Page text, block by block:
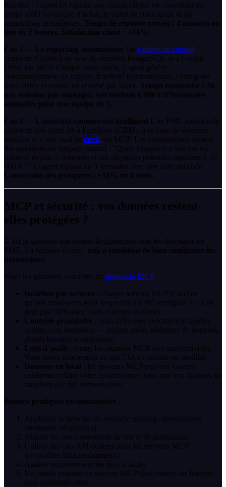
Résultat : l’agent IA répond aux emails clients en consultant en
temps réel l’historique d’achat, le statut de commande et les
interactions précédentes. Temps de réponse moyen : 4 minutes au
lieu de 2 heures. Satisfaction client : +34%.
Cas 2 — Le reporting automatique Un cabinet de conseil
connecte Claude à sa base de données PostgreSQL et à Google
Drive via MCP. Chaque lundi matin, l’agent génère
automatiquement un rapport d’activité hebdomadaire, l’enregistre
dans Drive et envoie un résumé par Slack. Temps économisé : 3h
par semaine par manager, soit environ 6 000 € d’économies
annuelles pour une équipe de 5.
Cas 3 — L’assistant commercial intelligent Une PME industrielle
connecte son agent IA à Pipedrive (CRM), à sa base de données
produits et à son outil de devis via MCP. Les commerciaux posent
des questions en langage naturel : “Quels prospects n’ont pas été
relancés depuis 3 semaines et ont un panier potentiel supérieur à 10
000 € ?” L’agent répond en 3 secondes avec une liste priorisée.
Conversion des prospects : +18% en 6 mois.
MCP et sécurité : vos données restent-
elles protégées ?
C’est la question que posent légitimement tous les dirigeants de
PME. La réponse courte : oui, à condition de bien configurer les
permissions.
Voici les garanties concrètes du protocole MCP:
Isolation par serveur
: chaque serveur MCP n’accède
qu’aux ressources pour lesquelles il a été configuré. L’IA ne
peut pas “déborder” vers d’autres systèmes.
Contrôle granulaire : vous définissez précisément quelles
actions sont autorisées — lecture seule, périmètre de données,
plages horaires si nécessaire.
Logs d’audit : toutes les requêtes MCP sont enregistrables.
Vous savez exactement ce que l’IA a consulté ou modifié.
Données en local : les serveurs MCP peuvent tourner
entièrement dans votre infrastructure, sans que vos données ne
transitent par des serveurs tiers.
Bonnes pratiques recommandées :
Appliquer le principe du moindre privilège (permissions
minimales nécessaires)
Séparer les environnements de test et de production
Utiliser des clés API dédiées pour les serveurs MCP
(révocables indépendamment)
Auditer régulièrement les logs d’accès
Ne jamais exposer un serveur MCP directement sur Internet
sans authentification